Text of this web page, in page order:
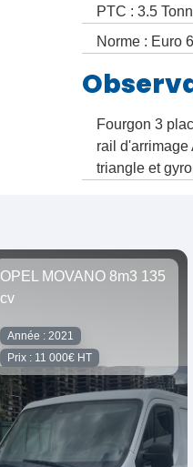
PTC : 3.5
Norme : Euro 6
Fourgon 3
rail d'arrimage
triangle et
OPEL MOVANO 8m3 135
cv
Année : 2021
Prix : 11 000€ HT